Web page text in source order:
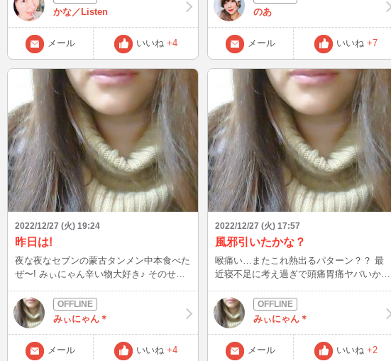
ンは、お魚のおもちゃで遊んでくれたので
すが、気を遣うようになってからはずっと
ベッドで寝た切り･･･。 運動不足になっち
ゃいそうで心配(;´Д｀) ♂猫あるある、上下
関係が出来ちゃってます･･･。 この状況は
正直よくないので、ご飯あげる時や起きて
最初に挨拶するのはトントン優先にしてま
す。
かな／Listen
メール いいね +4
ち感じてちゃ時間がもったいないですね！
うん、これでいい。これが私だと胸を張っ
てあるこう！姿勢のいいひとは男女問わず
カッコいいですからね！年末お忙しいあな
たにほっとしてもらえるよな存在でいれま
すように・・どうかお体にお気をつけ
て・・・
のあ
メール いいね +7
2022/12/27 (火) 19:24
昨日は!
夜な夜なセブンの蒙古タンメン中本食べた
ぜ〜! みぃにゃん辛い物大好き♪ そのせい
て気分変えたいってなったから! みぃにゃ
んは好きな味でした♪ また食べたくなった
よ〜 今日もたくさんチャット出来て楽し
く終われて良かった♪ 病んでたけど元気た
くさん貰えました! ありがとう
みぃにゃん＊
メール いいね +4
2022/12/27 (火) 17:57
風邪引いたかな？
喉痛い…またこれ熱出るパターン？？ 最
近寝不足に考え過ぎで頭痛胃痛ヤバいから
みぃにゃん＊
メール いいね +2